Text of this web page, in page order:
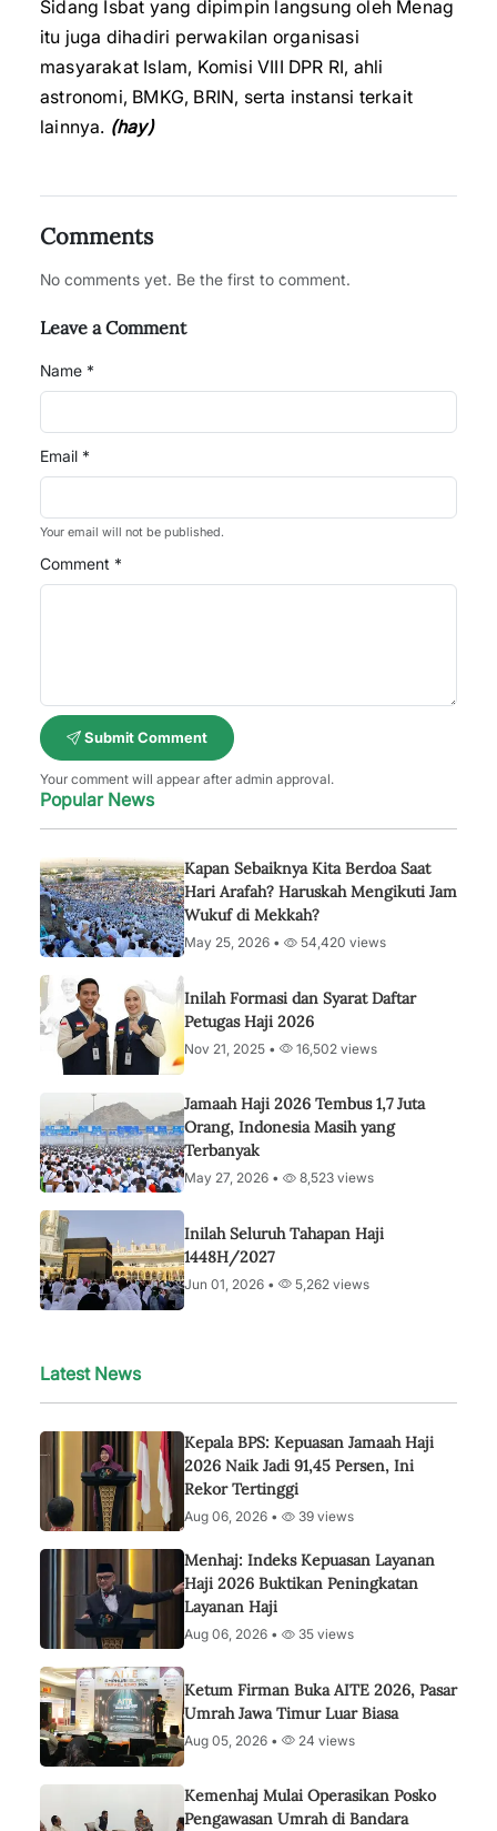
Sidang Isbat yang dipimpin langsung oleh Menag
itu juga dihadiri perwakilan organisasi
masyarakat Islam, Komisi VIII DPR RI, ahli
astronomi, BMKG, BRIN, serta instansi terkait
lainnya. (hay)
Comments
No comments yet. Be the first to comment.
Leave a Comment
Name *
Email *
Your email will not be published.
Comment *
Submit Comment
Your comment will appear after admin approval.
Popular News
Kapan Sebaiknya Kita Berdoa Saat
Hari Arafah? Haruskah Mengikuti Jam
Wukuf di Mekkah?
May 25, 2026 • 54,420 views
Inilah Formasi dan Syarat Daftar
Petugas Haji 2026
Nov 21, 2025 • 16,502 views
Jamaah Haji 2026 Tembus 1,7 Juta
Orang, Indonesia Masih yang
Terbanyak
May 27, 2026 • 8,523 views
Inilah Seluruh Tahapan Haji
1448H/2027
Jun 01, 2026 • 5,262 views
Latest News
Kepala BPS: Kepuasan Jamaah Haji
2026 Naik Jadi 91,45 Persen, Ini
Rekor Tertinggi
Aug 06, 2026 • 39 views
Menhaj: Indeks Kepuasan Layanan
Haji 2026 Buktikan Peningkatan
Layanan Haji
Aug 06, 2026 • 35 views
Ketum Firman Buka AITE 2026, Pasar
Umrah Jawa Timur Luar Biasa
Aug 05, 2026 • 24 views
Kemenhaj Mulai Operasikan Posko
Pengawasan Umrah di Bandara